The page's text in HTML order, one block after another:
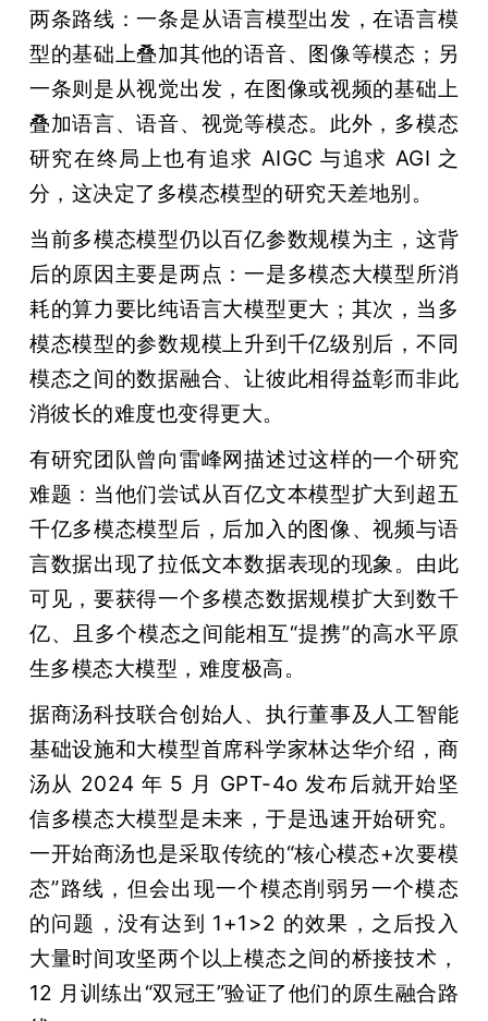
两条路线：一条是从语言模型出发，在语言模
型的基础上叠加其他的语音、图像等模态；另
一条则是从视觉出发，在图像或视频的基础上
叠加语言、语音、视觉等模态。此外，多模态
研究在终局上也有追求 AIGC 与追求 AGI 之
分，这决定了多模态模型的研究天差地别。
当前多模态模型仍以百亿参数规模为主，这背
后的原因主要是两点：一是多模态大模型所消
耗的算力要比纯语言大模型更大；其次，当多
模态模型的参数规模上升到千亿级别后，不同
模态之间的数据融合、让彼此相得益彰而非此
消彼长的难度也变得更大。
有研究团队曾向雷峰网描述过这样的一个研究
难题：当他们尝试从百亿文本模型扩大到超五
千亿多模态模型后，后加入的图像、视频与语
言数据出现了拉低文本数据表现的现象。由此
可见，要获得一个多模态数据规模扩大到数千
亿、且多个模态之间能相互“提携”的高水平原
生多模态大模型，难度极高。
据商汤科技联合创始人、执行董事及人工智能
基础设施和大模型首席科学家林达华介绍，商
汤从 2024 年 5 月 GPT-4o 发布后就开始坚
信多模态大模型是未来，于是迅速开始研究。
一开始商汤也是采取传统的“核心模态+次要模
态”路线，但会出现一个模态削弱另一个模态
的问题，没有达到 1+1>2 的效果，之后投入
大量时间攻坚两个以上模态之间的桥接技术，
12 月训练出“双冠王”验证了他们的原生融合路